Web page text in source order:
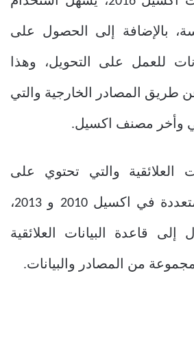
بالإضافة إلى الحصول على
للعمل على التحويل، وهذا
عن طريق المصادر الخارجية والتي
وأخر مصنف اكسيل.
العلائقية والتي تحتوي على
جداول مرتبطة ومتعددة في اكسيل 2010 و 2013،
إلى قاعدة البيانات العلائقية
من المصادر والبيانات.